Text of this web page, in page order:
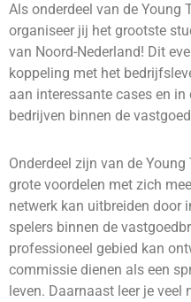
Als onderdeel van de Young
organiseer jij het grootste
van Noord-Nederland! Dit
koppeling met het
aan interessante cases en
bedrijven binnen de
Onderdeel zijn van de
grote voordelen met zich
netwerk kan uitbreiden door
spelers binnen de
professioneel gebied kan
commissie dienen als een
leven. Daarnaast leer je